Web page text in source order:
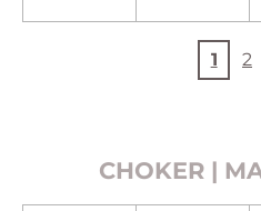
1 2
CHOKER |